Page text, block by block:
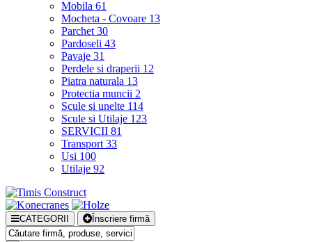
Mobila 61
Mocheta - Covoare 13
Parchet 30
Pardoseli 43
Pavaje 31
Perdele si draperii 12
Piatra naturala 13
Protectia muncii 2
Scule si unelte 114
Scule si Utilaje 123
SERVICII 81
Transport 33
Usi 100
Utilaje 92
CATEGORII Înscriere firmă